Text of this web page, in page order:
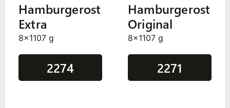
Hamburgerost
Extra
8x1107 g
2274
Hamburgerost
Original
8x1107 g
2271